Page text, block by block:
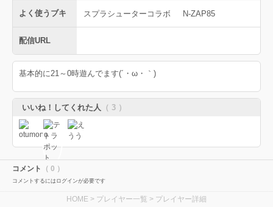
よく使うブキ スプラシューターコラボ N-ZAP85
配信URL
基本的に21～0時遊んでます(´・ω・｀)
いいね！してくれた人 （ 3 ）
コメント （ 0 ）
コメントするにはログインが必要です
HOME > プレイヤー一覧 > プレイヤー詳細